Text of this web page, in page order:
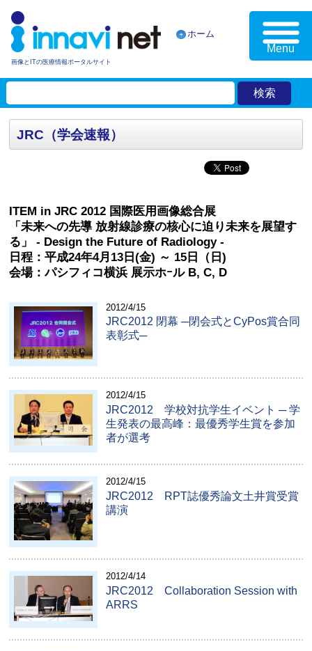
画像とITの医療情報ポータルサイト
ホーム
Menu
JRC（学会速報）
ITEM in JRC 2012 国際医用画像総合展
「未来への先導 放射線診療の核心に迫り未来を展望す
る」 - Design the Future of Radiology -
日程：平成24年4月13日(金) ～ 15日（日)
会場：パシフィコ横浜 展示ホｰル B, C, D
2012/4/15
JRC2012 閉幕 ─閉会式とCyPos賞合同
表彰式─
2012/4/15
JRC2012 学校対抗学生イベント ─ 学
生発表の最高峰：最優秀学生賞を参加
者が選考
2012/4/15
JRC2012 RPT誌優秀論文土井賞受賞
講演
2012/4/14
JRC2012 Collaboration Session with
ARRS